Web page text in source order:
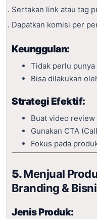
Sertakan link atau tag
Dapatkan komisi per
Keunggulan:
Tidak perlu
Bisa dilakukan
Strategi Efektif:
Buat video review
Gunakan CTA
Fokus pada
5.Menjual
Branding &
Jenis Produk: